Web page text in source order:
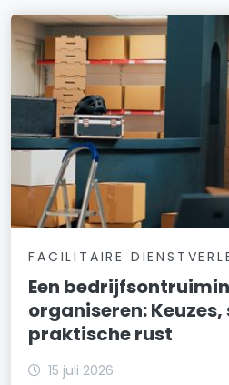
FACILITAIRE
Een
organiseren:
praktische rust
15 juli 2026